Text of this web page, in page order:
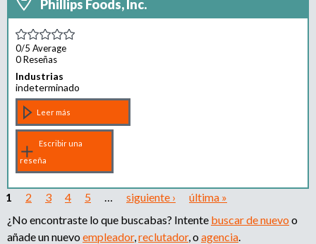
Phillips Foods, Inc.
0/5 Average
0 Reseñas
Industrias
indeterminado
Leer más
Escribir una
reseña
1 2 3 4 5 … siguiente ›
última »
¿No encontraste lo que buscabas? Intente buscar de nuevo o
añade un nuevo empleador,reclutador, o agencia.